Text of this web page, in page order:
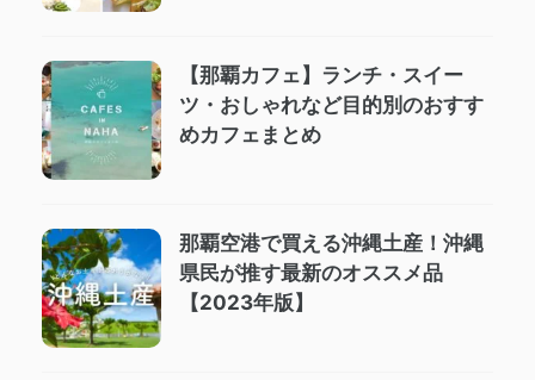
【那覇カフェ】ランチ・スイー
ツ・おしゃれなど目的別のおすす
めカフェまとめ
那覇空港で買える沖縄土産！沖縄
県民が推す最新のオススメ品
【2023年版】